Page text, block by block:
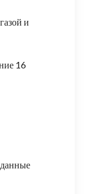
и
16